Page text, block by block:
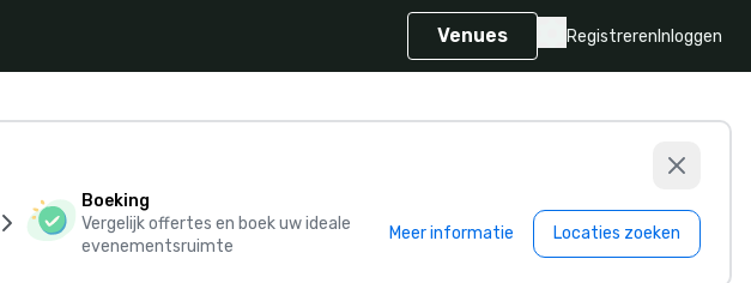
Venues Registreren Inloggen
Boeking
Vergelijk offertes en boek uw ideale
evenementsruimte
Meer informatie Locaties zoeken